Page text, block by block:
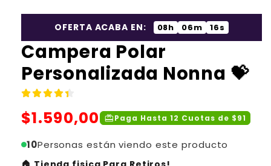
OFERTA ACABA EN: 08h 06m 15s
Campera Polar
Personalizada Nonna 💝
Precio
$1.590,00 redeemPaga Hasta 12 Cuotas de $91
10Personas están viendo este producto